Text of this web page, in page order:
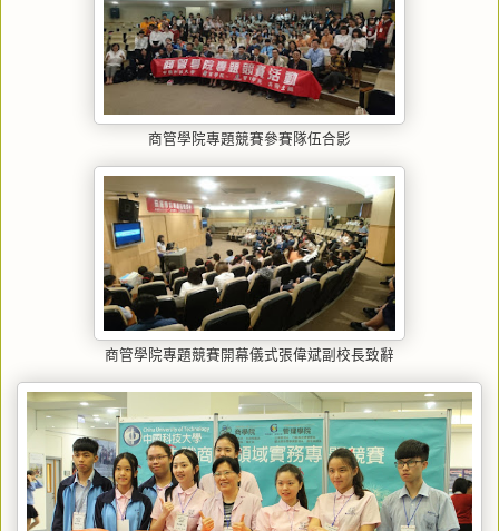
商管學院專題競賽參賽隊伍合影
商管學院專題競賽開幕儀式張偉斌副校長致辭